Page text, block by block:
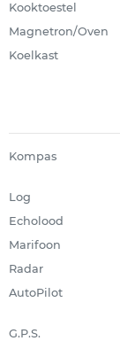
Kooktoestel
Magnetron/Oven
Koelkast
Kompas
Log
Echolood
Marifoon
Radar
AutoPilot
G.P.S.